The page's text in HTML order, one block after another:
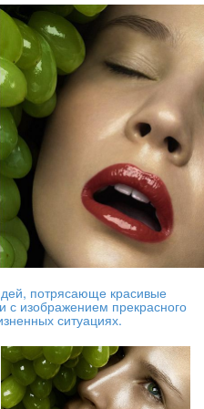
потрясающе красивые
изображением прекрасного
ситуациях.